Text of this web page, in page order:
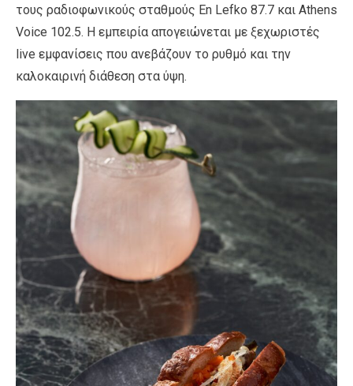
τους ραδιοφωνικούς σταθμούς En Lefko 87.7 και Athens
Voice 102.5. Η εμπειρία απογειώνεται με ξεχωριστές
live εμφανίσεις που ανεβάζουν το ρυθμό και την
καλοκαιρινή διάθεση στα ύψη.